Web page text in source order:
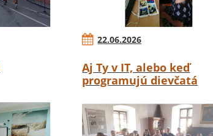
22.06.2026
Aj Ty v IT, alebo keď
programujú dievčatá